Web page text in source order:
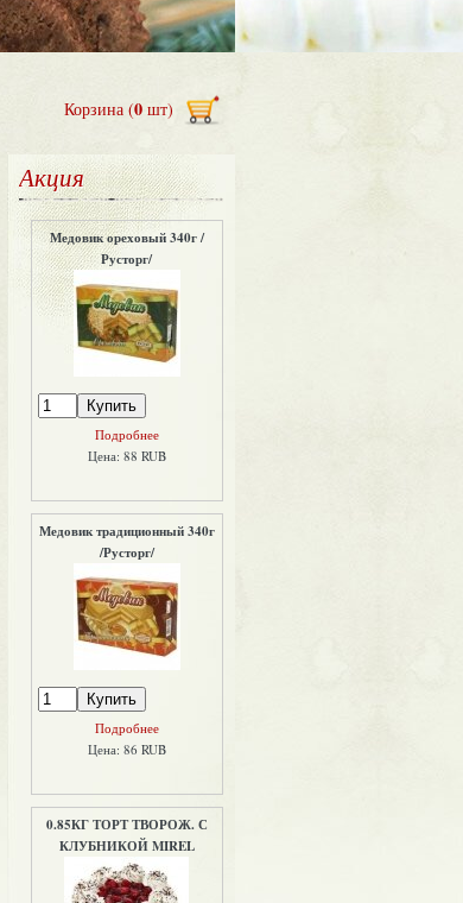
Корзина (0 шт)
Акция
Медовик ореховый 340г /
Русторг/
Подробнее
Цена: 88 RUB
Медовик традиционный 340г
/Русторг/
Подробнее
Цена: 86 RUB
0.85КГ ТОРТ ТВОРОЖ. С
КЛУБНИКОЙ MIREL